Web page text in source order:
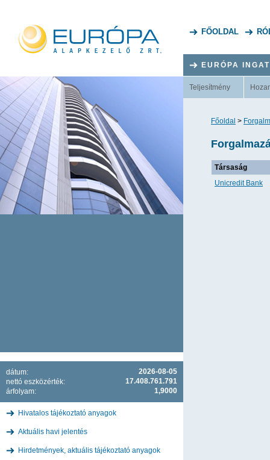
FŐOLDAL
2026-08-05
dátum:
17.408.761.791
nettó eszközérték:
1,9000
árfolyam:
Hivatalos tájékoztató anyagok
Aktuális havi jelentés
Hirdetmények, aktuális tájékoztató anyagok
EURÓPA
Teljesítmény
Főoldal >
Társaság
Unicredit Bank